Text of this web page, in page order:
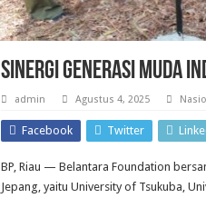
Sinergi Generasi Muda
admin Agustus 4, 2025
Facebook Twitter
BP, Riau — Belantara Foundation
Jepang, yaitu University of Tsukuba,